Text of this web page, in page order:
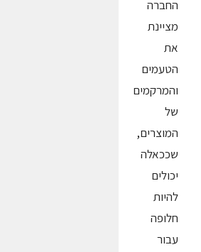
החברה
מציינת
את
הטעמים
והמרקמים
של
המוצרים,
שככאלה
יכולים
להיות
חלופה
עבור